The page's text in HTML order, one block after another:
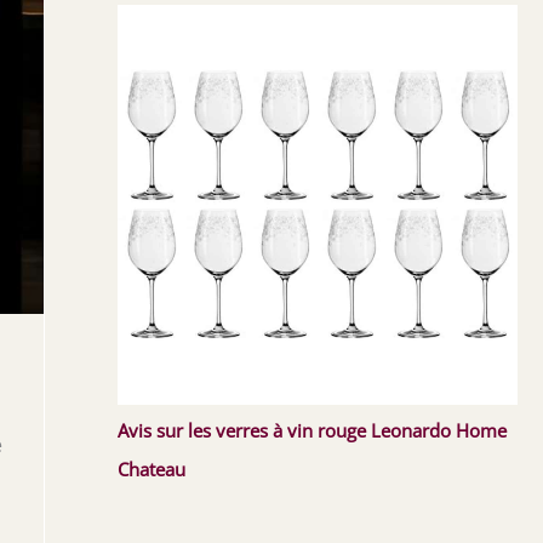
Avis sur les verres à vin rouge Leonardo Home
Chateau